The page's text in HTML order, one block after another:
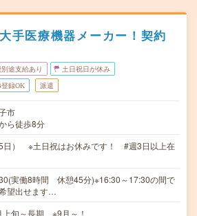
手医療機器メーカー！契約
途支給あり 土日祝日が休み
登録OK 派遣
市
ら徒歩8分
日） ※土日祝はお休みです！ #週3日以上在
実働8時間 休憩45分)※16:30～17:30の間で
望出せます…
上旬～長期 ※9月～！